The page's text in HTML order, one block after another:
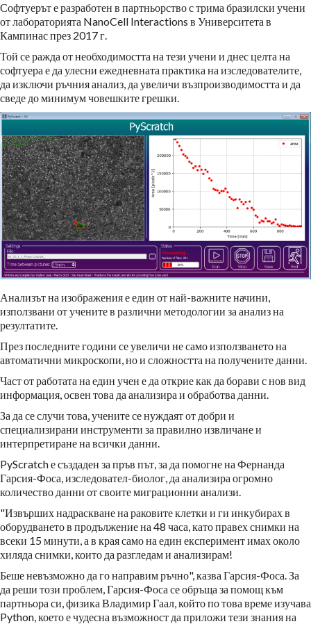
Софтуерът е разработен в партньорство с трима бразилски учени
от лабораторията NanoCell Interactions в Университета в
Кампинас през 2017 г.
Той се ражда от необходимостта на тези учени и днес целта на
софтуера е да улесни ежедневната практика на изследователите,
да изключи ръчния анализ, да увеличи възпроизводимостта и да
сведе до минимум човешките грешки.
Анализът на изображения е един от най-важните начини,
използвани от учените в различни методологии за анализ на
резултатите.
През последните години се увеличи не само използването на
автоматични микроскопи, но и сложността на получените данни.
Част от работата на един учен е да открие как да борави с нов вид
информация, освен това да анализира и обработва данни.
За да се случи това, учените се нуждаят от добри и
специализирани инструменти за правилно извличане и
интерпретиране на всички данни.
PyScratch е създаден за пръв път, за да помогне на Фернанда
Гарсия-Фоса, изследовател-биолог, да анализира огромно
количество данни от своите миграционни анализи.
"Извърших надраскване на раковите клетки и ги инкубирах в
оборудването в продължение на 48 часа, като правех снимки на
всеки 15 минути, а в края само на един експеримент имах около
хиляда снимки, които да разгледам и анализирам!
Беше невъзможно да го направим ръчно", казва Гарсия-Фоса. За
да реши този проблем, Гарсия-Фоса се обръща за помощ към
партньора си, физика Владимир Гаал, който по това време изучава
Python, което е чудесна възможност да приложи тези знания на